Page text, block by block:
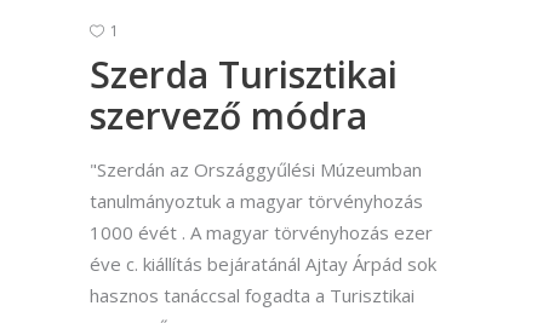
1
Szerda Turisztikai
szervező módra
"Szerdán az Országgyűlési Múzeumban
tanulmányoztuk a magyar törvényhozás
1000 évét . A magyar törvényhozás ezer
éve c. kiállítás bejáratánál Ajtay Árpád sok
hasznos tanáccsal fogadta a Turisztikai